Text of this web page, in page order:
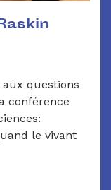
aux questions
conférence
le vivant